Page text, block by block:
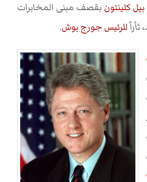
بيل كلينتون بقصف مبنى المخابرات
ثأراًللرئيس جورج بوش.